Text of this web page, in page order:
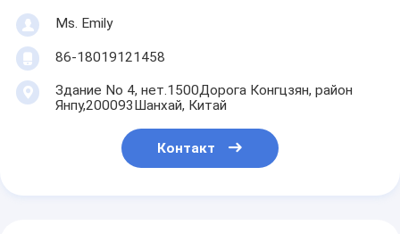
Ms. Emily
86-18019121458
Здание No 4, нет.1500Дорога Конгцзян, район
Янпу,200093Шанхай, Китай
Контакт